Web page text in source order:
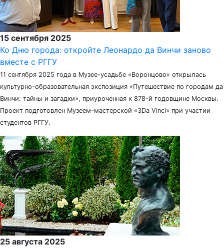
15 сентября 2025
Ко Дню города: откройте Леонардо да Винчи заново
вместе с РГГУ
11 сентября 2025 года в Музее-усадьбе «Воронцово» открылась
культурно-образовательная экспозиция «Путешествие по городам да
Винчи: тайны и загадки», приуроченная к 878-й годовщине Москвы.
Проект подготовлен Музеем-мастерской «3Da Vinci» при участии
студентов РГГУ.
25 августа 2025